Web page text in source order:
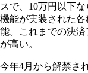
スで、10万円以下
機能が実装された
能。これまでの決
が高い。
今年4月から解禁さ